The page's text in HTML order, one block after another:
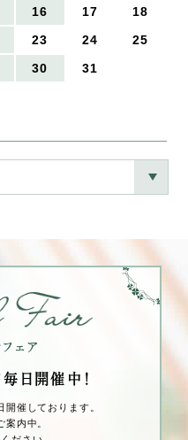
16 17
18
23 24
25
30 31
⽇開催中！
催しております。
案内中。